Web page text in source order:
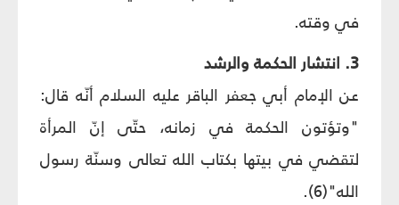
في وقته.
3. انتشار الحكمة والرشد
عن الإمام أبي جعفر الباقر عليه السلام أنّه قال:
"وتؤتون الحكمة في زمانه، حتّى إنّ المرأة
لتقضي في بيتها بكتاب الله تعالى وسنّة رسول
الله"(6).